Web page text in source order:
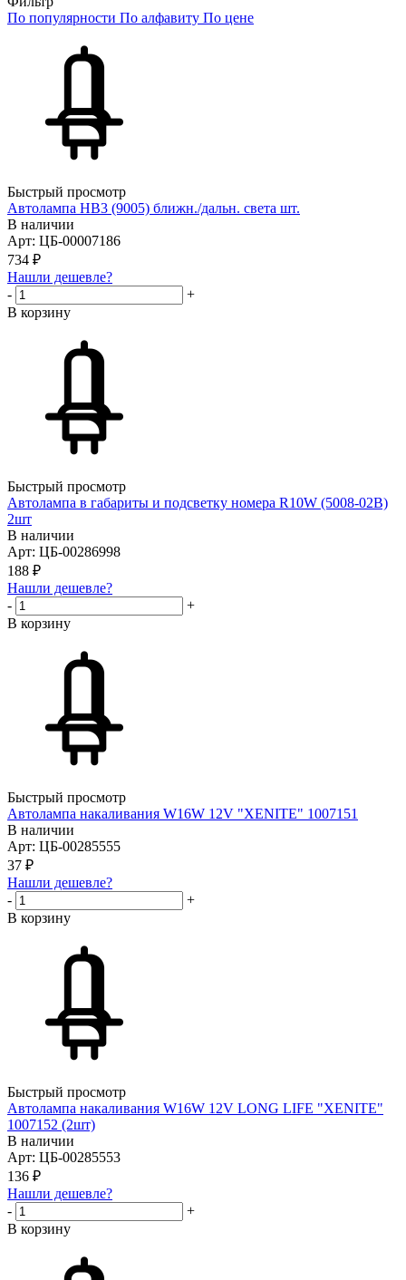
По популярности По алфавиту По цене
Быстрый просмотр
Автолампа HB3 (9005) ближн./дальн. света шт.
В наличии
Арт: ЦБ-00007186
734 ₽
Нашли дешевле?
-
+
В корзину
Быстрый просмотр
Автолампа в габариты и подсветку номера R10W (5008-02B)
2шт
В наличии
Арт: ЦБ-00286998
188 ₽
Нашли дешевле?
-
+
В корзину
Быстрый просмотр
Автолампа накаливания W16W 12V "XENITE" 1007151
В наличии
Арт: ЦБ-00285555
37 ₽
Нашли дешевле?
-
+
В корзину
Быстрый просмотр
Автолампа накаливания W16W 12V LONG LIFE "XENITE"
1007152 (2шт)
В наличии
Арт: ЦБ-00285553
136 ₽
Нашли дешевле?
-
+
В корзину